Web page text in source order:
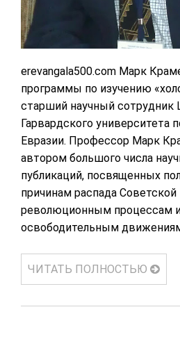
erevangala500.com Марк
программы по изучению
старший научный сотрудник
Гарвардского университета
Евразии. Профессор Марк
автором большого числа
публикаций, посвященных
причинам распада
революционным процессам
освободительным
ЧИТАТЬ ПОЛНОСТЬЮ